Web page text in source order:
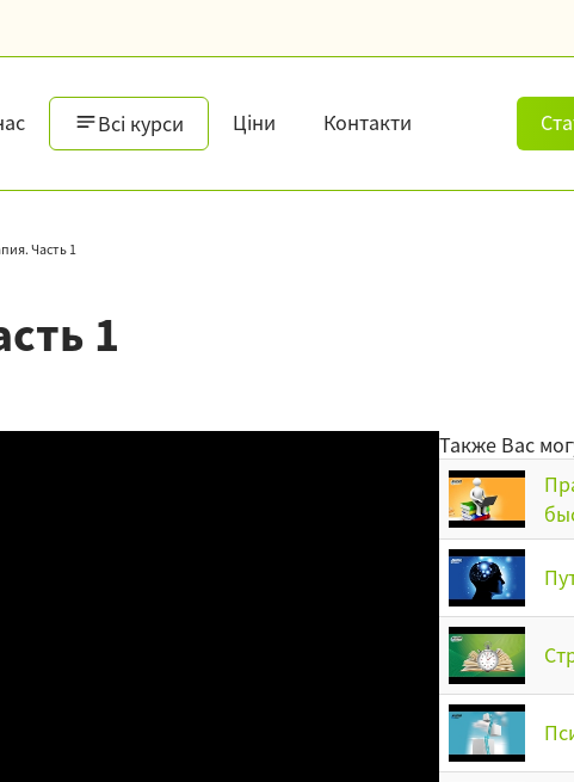
Всі курси Ціни Контакти
Часть 1
1
Также Вас